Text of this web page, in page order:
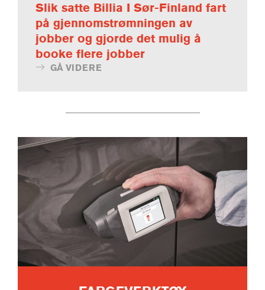
Slik satte Billia I Sør-Finland fart
på gjennomstrømningen av
jobber og gjorde det mulig å
booke flere jobber
GÅ VIDERE